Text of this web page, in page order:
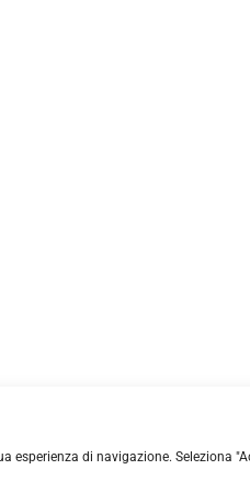
esperienza di navigazione. Seleziona